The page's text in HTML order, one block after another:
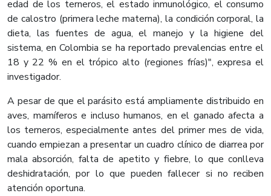
edad de los terneros, el estado inmunológico, el consumo
de calostro (primera leche materna), la condición corporal, la
dieta, las fuentes de agua, el manejo y la higiene del
sistema, en Colombia se ha reportado prevalencias entre el
18 y 22 % en el trópico alto (regiones frías)", expresa el
investigador.
A pesar de que el parásito está ampliamente distribuido en
aves, mamíferos e incluso humanos, en el ganado afecta a
los terneros, especialmente antes del primer mes de vida,
cuando empiezan a presentar un cuadro clínico de diarrea por
mala absorción, falta de apetito y fiebre, lo que conlleva
deshidratación, por lo que pueden fallecer si no reciben
atención oportuna.